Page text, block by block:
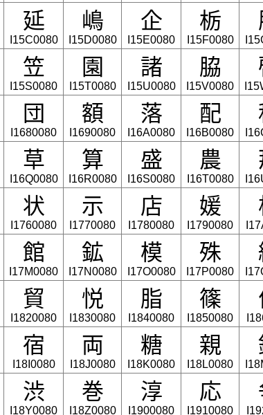
延
I15C0080
嶋
I15D0080
企
I15E0080
栃
I15F0080
笠
I15S0080
園
I15T0080
諸
I15U0080
脇
I15V0080
団
I1680080
額
I1690080
落
I16A0080
配
I16B0080
草
I16Q0080
算
I16R0080
盛
I16S0080
農
I16T0080
状
I1760080
示
I1770080
店
I1780080
媛
I1790080
館
I17M0080
鉱
I17N0080
模
I17O0080
殊
I17P0080
貿
I1820080
悦
I1830080
脂
I1840080
篠
I1850080
宿
I18I0080
両
I18J0080
糖
I18K0080
親
I18L0080
渋
I18Y0080
巻
I18Z0080
淳
I1900080
応
I1910080